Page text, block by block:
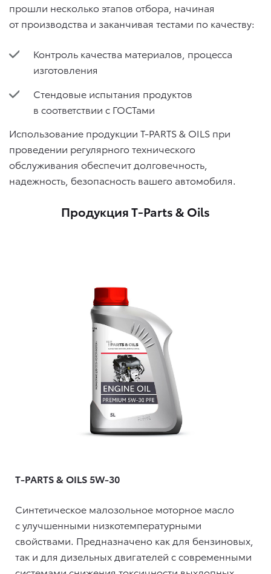
прошли несколько этапов отбора, начиная
от производства и заканчивая тестами по качеству:
Контроль качества материалов, процесса
изготовления
Стендовые испытания продуктов
в соответствии с ГОСТами
Использование продукции T-PARTS & OILS при
проведении регулярного технического
обслуживания обеспечит долговечность,
надежность, безопасность вашего автомобиля.
Продукция T-Parts & Oils
T-PARTS & OILS 5W-30
Синтетическое малозольное моторное масло
с улучшенными низкотемпературными
свойствами. Предназначено как для бензиновых,
так и для дизельных двигателей с современными